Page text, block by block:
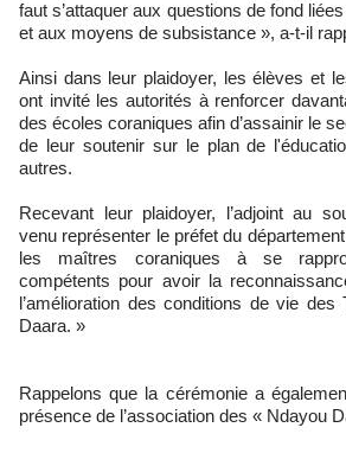
faut s’attaquer aux questions de fond
et aux moyens de subsistance », a-t-il
Ainsi dans leur plaidoyer, les élèves et
ont invité les autorités à renforcer
des écoles coraniques afin d’assainir le
de leur soutenir sur le plan de
autres.
Recevant leur plaidoyer, l’adjoint au
venu représenter le préfet du
les maîtres coraniques à se
compétents pour avoir la
l’amélioration des conditions de vie des
Daara. »
Rappelons que la cérémonie a
présence de l’association des « Ndayou